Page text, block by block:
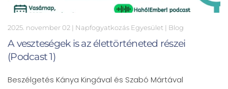
2025. november 02 | Napfogyatkozás Egyesület | Blog
A veszteségek is az élettörténeted részei
(Podcast 1)
Beszélgetés Kánya Kingával és Szabó Mártával